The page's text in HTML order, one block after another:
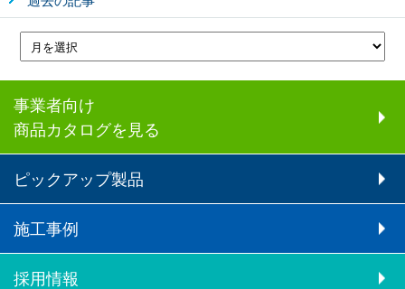
事業者向け
商品カタログを見る
ピックアップ製品
施工事例
採用情報